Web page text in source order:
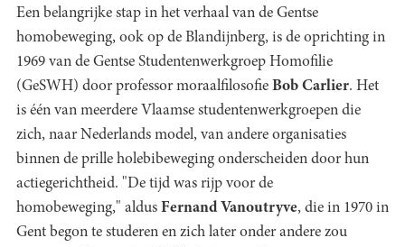
Een belangrijke stap in het verhaal van de Gentse
homobeweging, ook op de Blandijnberg, is de oprichting in
1969 van de Gentse Studentenwerkgroep Homofilie
(GeSWH) door professor moraalfilosofie Bob Carlier. Het
is één van meerdere Vlaamse studentenwerkgroepen die
zich, naar Nederlands model, van andere organisaties
binnen de prille holebibeweging onderscheiden door hun
actiegerichtheid. "De tijd was rijp voor de
homobeweging," aldus Fernand Vanoutryve, die in 1970 in
Gent begon te studeren en zich later onder andere zou